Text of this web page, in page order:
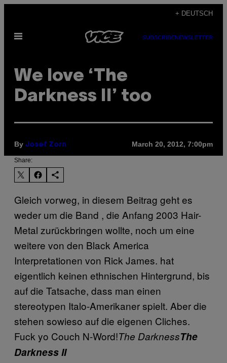
content
+ DEUTSCH
Open
SUBSCRIBENEWSLETTER
We love ‘The
Darkness II’ too
By Josef Zorn March 20, 2012, 7:00pm
Share:
Gleich vorweg, in diesem Beitrag geht es
weder um die Band , die Anfang 2003 Hair-
Metal zurückbringen wollte, noch um eine
weitere von den Black America
Interpretationen von Rick James. hat
eigentlich keinen ethnischen Hintergrund, bis
auf die Tatsache, dass man einen
stereotypen Italo-Amerikaner spielt. Aber die
stehen sowieso auf die eigenen Cliches.
Fuck yo Couch N-Word!The DarknessThe
Darkness II